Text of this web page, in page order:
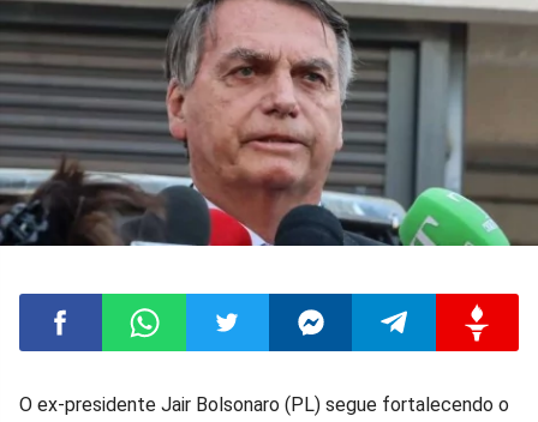
CompartilharCompartilharCompartilharCompartilharCompartilhar
O ex-presidente Jair Bolsonaro (PL) segue fortalecendo o